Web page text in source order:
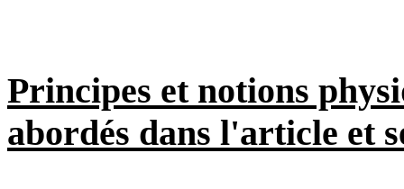
Principes et notions
abordés dans l'article et